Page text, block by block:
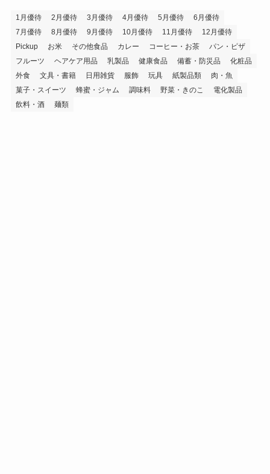
1月優待 2月優待 3月優待 4月優待 5月優待
6月優待
7月優待
8月優待 9月優待 10月優待 11月優待
12月優待
Pickup
お米 その他食品 カレー コーヒー・お茶
パン・ピザ
フルーツ
ヘアケア用品 乳製品 健康食品 備蓄・防災品
化粧品
外食
文具・書籍 日用雑貨 服飾 玩具 紙製品類
肉・魚
菓子・スイーツ
蜂蜜・ジャム 調味料 野菜・きのこ
電化製品
飲料・酒
麺類